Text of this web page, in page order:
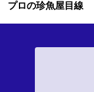
プロの珍魚屋目線